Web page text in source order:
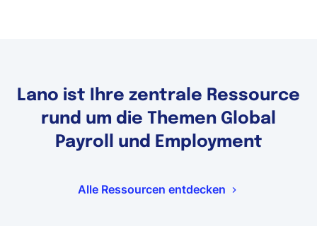
Lano ist Ihre zentrale Ressource
rund um die Themen Global
Payroll und Employment
Alle Ressourcen entdecken